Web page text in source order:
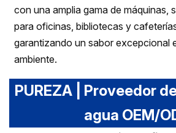
con una amplia gama de máquinas,
para oficinas, bibliotecas y
garantizando un sabor excepcional
ambiente.
PUREZA | Proveedor
agua OEM/